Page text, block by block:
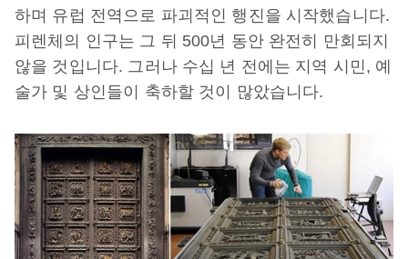
하며 유럽 전역으로 파괴적인 행진을 시작했습니다.
피렌체의 인구는 그 뒤 500년 동안 완전히 만회되지
않을 것입니다. 그러나 수십 년 전에는 지역 시민, 예
술가 및 상인들이 축하할 것이 많았습니다.